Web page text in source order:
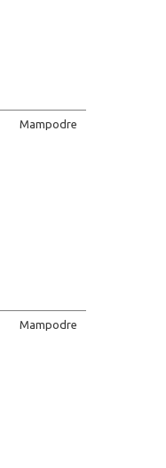
Mampodre
Mampodre